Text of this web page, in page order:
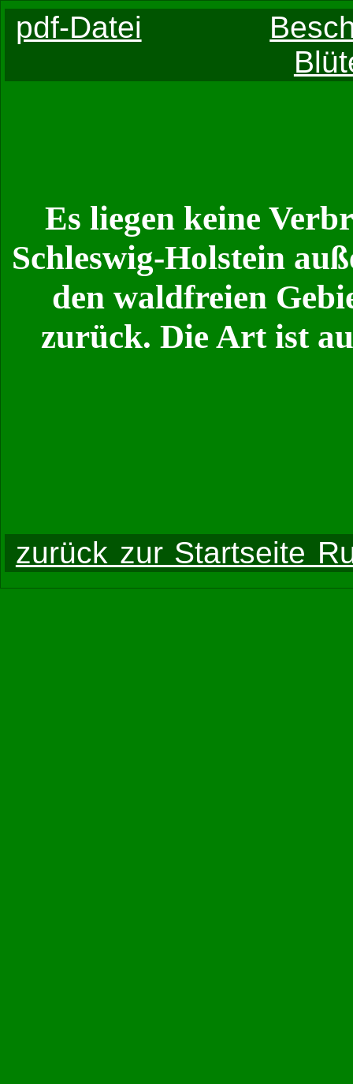
pdf-Datei
Es liegen keine
Schleswig-Holstein
den waldfreien
zurück. Die Art ist
zurück zur Startseite